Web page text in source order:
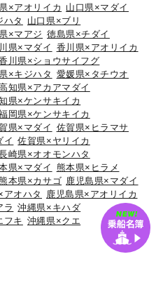
×アオリイカ 山口県×マダイ
ハタ
山口県×ブリ
×マアジ 徳島県×チダイ
県×マダイ 香川県×アオリイカ
川県×ショウサイフグ
×キジハタ 愛媛県×タチウオ
知県×アカアマダイ
県×ケンサキイカ
岡県×ケンサキイカ
県×マダイ 佐賀県×ヒラマサ
イ 佐賀県×ヤリイカ
崎県×オオモンハタ
県×マダイ 熊本県×ヒラメ
本県×カサゴ 鹿児島県×マダイ
アオハタ
鹿児島県×アオリイカ
ラ 沖縄県×キハダ
フキ 沖縄県×クエ